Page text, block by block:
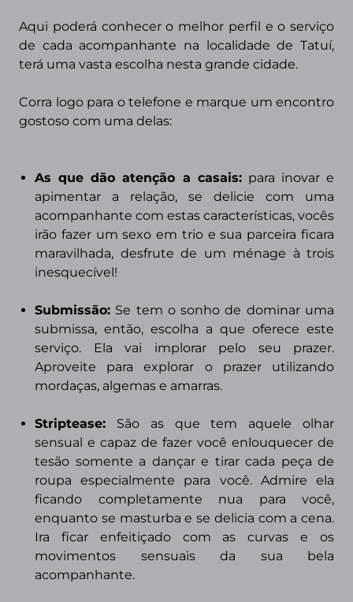
Aqui poderá conhecer o melhor perfil e o serviço
de cada acompanhante na localidade de Tatuí,
terá uma vasta escolha nesta grande cidade.
Corra logo para o telefone e marque um encontro
gostoso com uma delas:
As que dão atenção a casais:para inovar e
apimentar a relação, se delicie com uma
acompanhante com estas características, vocês
irão fazer um sexo em trio e sua parceira ficara
maravilhada, desfrute de um ménage à trois
inesquecível!
Submissão: Se tem o sonho de dominar uma
submissa, então, escolha a que oferece este
serviço. Ela vai implorar pelo seu prazer.
Aproveite para explorar o prazer utilizando
mordaças, algemas e amarras.
Striptease: São as que tem aquele olhar
sensual e capaz de fazer você enlouquecer de
tesão somente a dançar e tirar cada peça de
roupa especialmente para você. Admire ela
ficando completamente nua para você,
enquanto se masturba e se delicia com a cena.
Ira ficar enfeitiçado com as curvas e os
movimentos sensuais da sua bela
acompanhante.